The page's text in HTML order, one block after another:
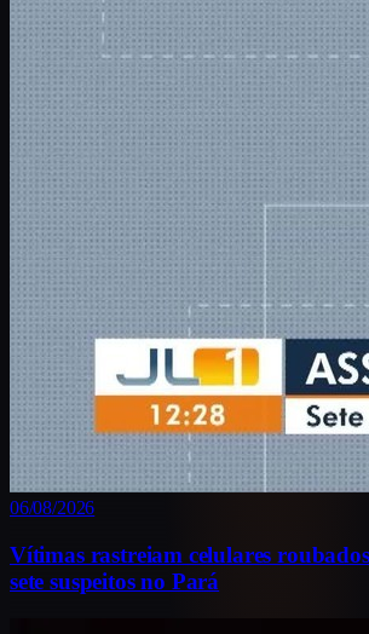
06/08/2026
Vítimas rastreiam celulares
sete suspeitos no Pará